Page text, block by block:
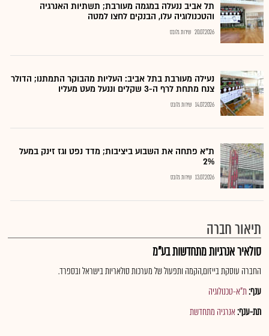
תל אביב ננעלה במגמה מעורבת; תשתיות האנרגיה
והטכנולוגיה עלו, הבנקים לחצו למטה
20.07.2026 שירות גלובס
נעילה מעורבת בתל אביב: העליות מהבוקר התמתנו; הדולר
צנח מתחת לרף ה-3 שקלים וננעל מעט מעליו
14.07.2026 שירות גלובס
ת"א פתחה את השבוע ביציבות; מדד נפט וגז זינק במעל
2%
13.07.2026 שירות גלובס
תיאור חברה
סולאיר אנרגיות מתחדשות בע"מ
החברה עוסקת בייזום,הקמה ותפעול של מערכות סולאריות בישראל ובספרד.
ענף:ת"א-טכנולוגיה
תת-ענף:אנרגיה מתחדשת